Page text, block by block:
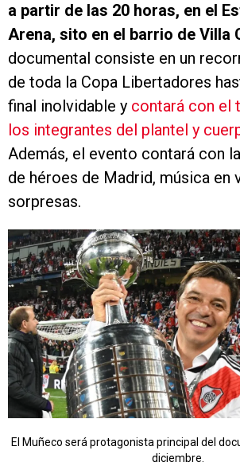
a partir de las 20 horas, en el
Arena, sito en el barrio de Villa
documental consiste en un
de toda la Copa Libertadores
final inolvidable y contará con el
los integrantes del plantel y
Además, el evento contará con
de héroes de Madrid, música en
sorpresas.
El Muñeco será protagonista principal del
diciembre.